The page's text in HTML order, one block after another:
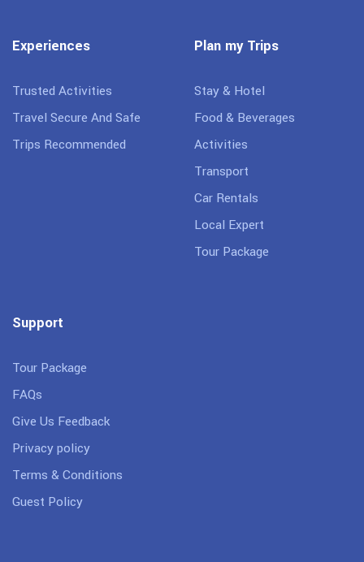
Experiences
Trusted Activities
Travel Secure And Safe
Trips Recommended
Plan my Trips
Stay & Hotel
Food & Beverages
Activities
Transport
Car Rentals
Local Expert
Tour Package
Support
Tour Package
FAQs
Give Us Feedback
Privacy policy
Terms & Conditions
Guest Policy